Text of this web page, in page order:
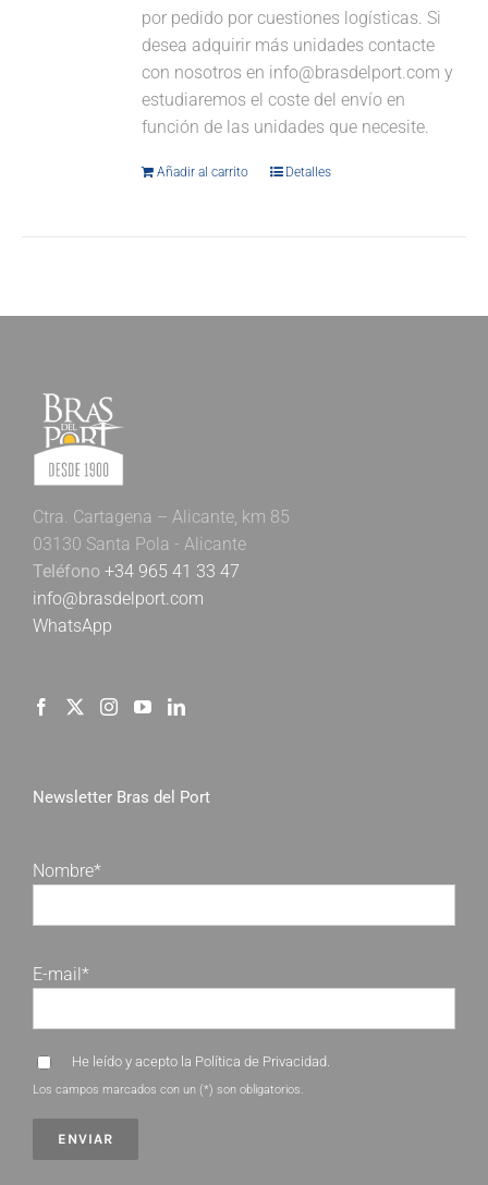
por pedido por cuestiones logísticas. Si
desea adquirir más unidades contacte
con nosotros en info@brasdelport.com y
estudiaremos el coste del envío en
función de las unidades que necesite.
Añadir al carrito Detalles
Ctra. Cartagena – Alicante, km 85
03130 Santa Pola - Alicante
Teléfono +34 965 41 33 47
info@brasdelport.com
WhatsApp
Newsletter Bras del Port
Nombre*
E-mail*
He leído y acepto la Política de Privacidad.
Los campos marcados con un (*) son obligatorios.